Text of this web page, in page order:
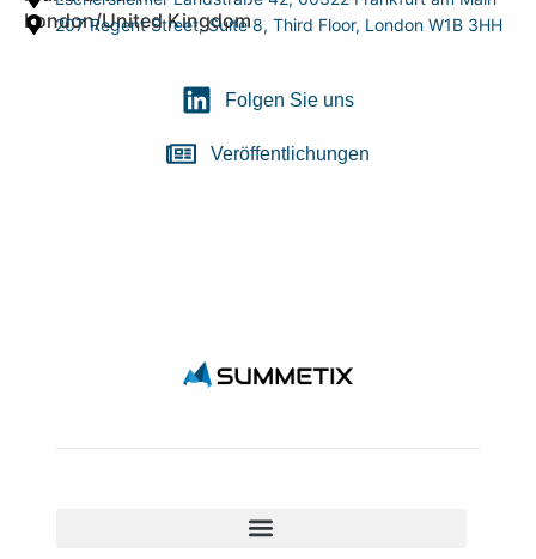
London/United Kingdom
207 Regent Street, Suite 8, Third Floor, London W1B 3HH
Folgen Sie uns
Veröffentlichungen